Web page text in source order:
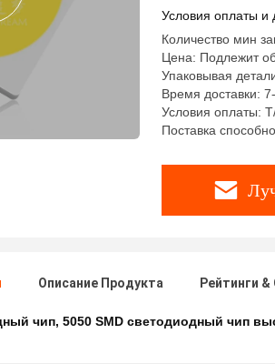
Условия оплаты и
Количество мин
Цена: Подлежит
Упаковывая
Время доставки:
Условия оплаты:
Поставка
Описание Продукта Рейтинги
чип, 5050 SMD светодиодный чип